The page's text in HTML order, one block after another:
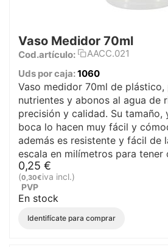
Vaso Medidor 70ml
Cod.artículo:
AACC.021
Uds por caja:1060
Vaso medidor 70ml de
nutrientes y abonos al agua de
precisión y calidad. Su tamaño,
boca lo hacen muy fácil y
además es resistente y fácil
escala en milímetros para tener
0,25 €
(0,30€
PVP
iva incl.)
En stock
Identifícate para comprar